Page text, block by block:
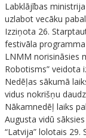
Labklājības
uzlabot vecāku
Izziņota 26.
festivāla programma
LNMM norisināsies
Robotisms” veidota
Nedēļas sākumā
vidus nokrišņu
Nākamnedēļ laiks
Augusta vidū
“Latvija” lolotais 29.